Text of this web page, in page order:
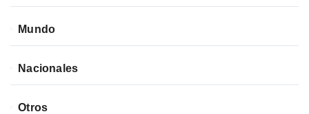
Mundo
Nacionales
Otros